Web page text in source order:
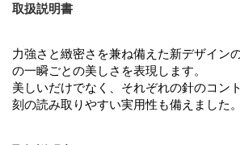
取扱説明書
力強さと緻密さを兼ね備えた新デザイン
の一瞬ごとの美しさを表現します。
美しいだけでなく、それぞれの針のコン
刻の読み取りやすい実用性も備えました。